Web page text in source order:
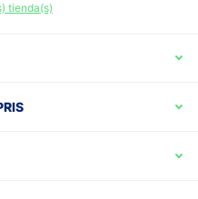
tienda(s)